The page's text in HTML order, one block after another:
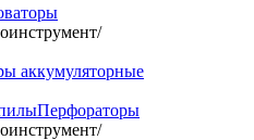
/
аккумуляторные
Перфораторы
/